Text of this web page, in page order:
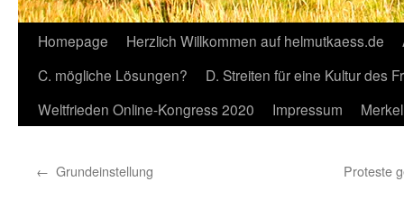
Homepage Herzlich Willkommen auf helmutkaess.de
C. mögliche Lösungen?
D. Streiten für eine Kultur des
Weltfrieden Online-Kongress 2020
Impressum
← Grundeinstellung Proteste